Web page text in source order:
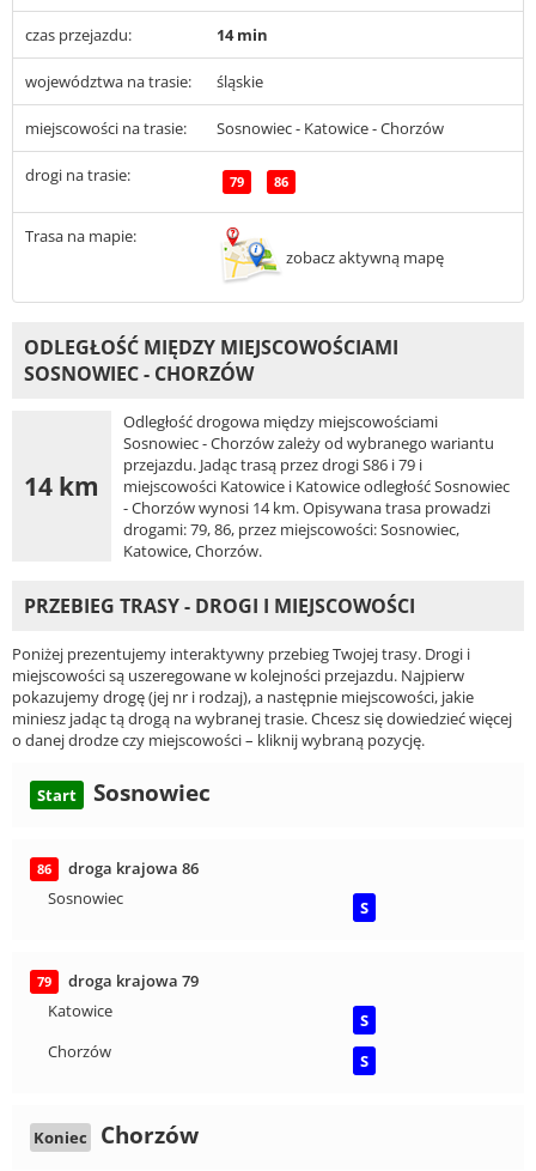
czas przejazdu: 14 min
województwa na trasie: śląskie
miejscowości na trasie: Sosnowiec - Katowice - Chorzów
drogi na trasie: 79 86
Trasa na mapie:
zobacz aktywną mapę
ODLEGŁOŚĆ MIĘDZY MIEJSCOWOŚCIAMI
SOSNOWIEC - CHORZÓW
14 km
Odległość drogowa między miejscowościami
Sosnowiec - Chorzów zależy od wybranego wariantu
przejazdu. Jadąc trasą przez drogi S86 i 79 i
miejscowości Katowice i Katowice odległość Sosnowiec
- Chorzów wynosi 14 km. Opisywana trasa prowadzi
drogami: 79, 86, przez miejscowości: Sosnowiec,
Katowice, Chorzów.
PRZEBIEG TRASY - DROGI I MIEJSCOWOŚCI
Poniżej prezentujemy interaktywny przebieg Twojej trasy. Drogi i
miejscowości są uszeregowane w kolejności przejazdu. Najpierw
pokazujemy drogę (jej nr i rodzaj), a następnie miejscowości, jakie
miniesz jadąc tą drogą na wybranej trasie. Chcesz się dowiedzieć więcej
o danej drodze czy miejscowości – kliknij wybraną pozycję.
Start Sosnowiec
86
droga krajowa 86
Sosnowiec
S
79
droga krajowa 79
Katowice
S
Chorzów
S
Koniec Chorzów